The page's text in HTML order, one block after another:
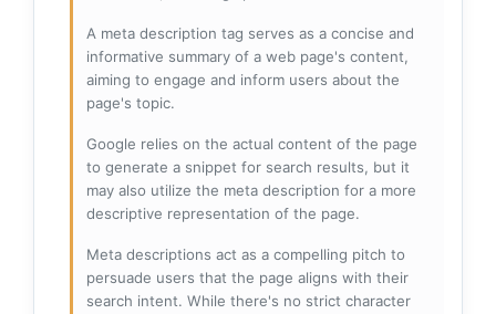
A meta description tag serves as a concise and
informative summary of a web page's content,
aiming to engage and inform users about the
page's topic.
Google relies on the actual content of the page
to generate a snippet for search results, but it
may also utilize the meta description for a more
descriptive representation of the page.
Meta descriptions act as a compelling pitch to
persuade users that the page aligns with their
search intent. While there's no strict character